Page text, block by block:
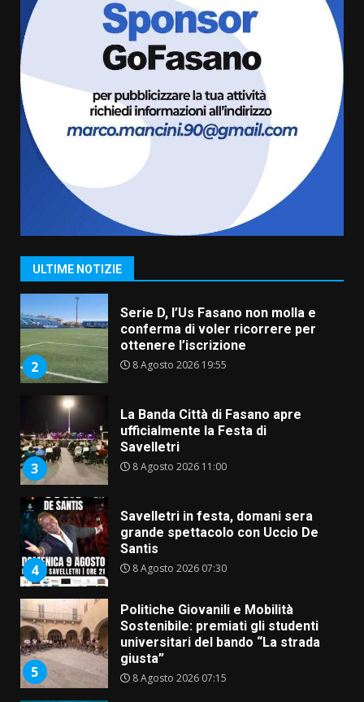
ULTIME NOTIZIE
Rivoluzione”: nuovo
appuntamento con “Fasano in
Banda”
7 Agosto 2026 06:05
US Fasano, Scianaro: “Profonda
amarezza per esclusione dal
campionato di calcio”
7 Agosto 2026 06:00
1
Grande successo per la “Sagra
del Pesce Spada” a Savelletri
9 Agosto 2026 07:32
2
Serie D, l’Us Fasano non molla e
conferma di voler ricorrere per
ottenere l’iscrizione
8 Agosto 2026 19:55
3
La Banda Città di Fasano apre
ufficialmente la Festa di
Savelletri
8 Agosto 2026 11:00
4
Savelletri in festa, domani sera
grande spettacolo con Uccio De
Santis
8 Agosto 2026 07:30
5
Politiche Giovanili e Mobilità
Sostenibile: premiati gli studenti
universitari del bando “La strada
giusta”
8 Agosto 2026 07:15